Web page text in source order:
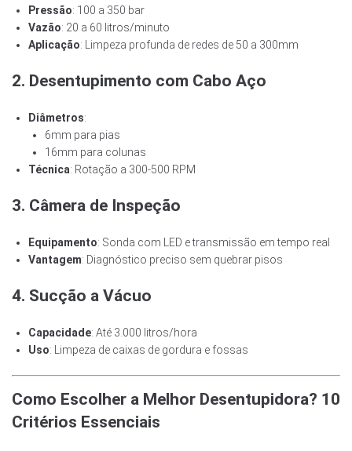
Pressão: 100 a 350 bar
Vazão: 20 a 60 litros/minuto
Aplicação: Limpeza profunda de redes de 50 a 300mm
2. Desentupimento com Cabo Aço
Diâmetros:
6mm para pias
16mm para colunas
Técnica: Rotação a 300-500 RPM
3. Câmera de Inspeção
Equipamento: Sonda com LED e transmissão em tempo real
Vantagem: Diagnóstico preciso sem quebrar pisos
4. Sucção a Vácuo
Capacidade: Até 3.000 litros/hora
Uso: Limpeza de caixas de gordura e fossas
Como Escolher a Melhor Desentupidora? 10
Critérios Essenciais